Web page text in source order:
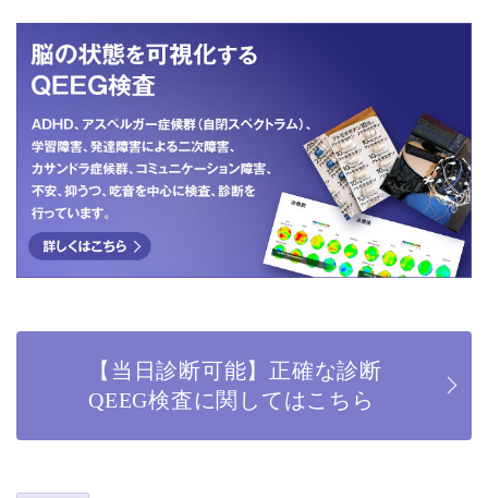
【当日診断可能】正確な診断
QEEG検査に関してはこちら